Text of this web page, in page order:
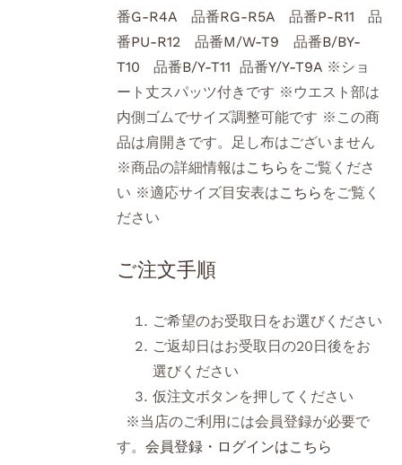
番G-R4A 品番RG-R5A 品番P-R11 品
番PU-R12 品番M/W-T9 品番B/BY-
T10 品番B/Y-T11 品番Y/Y-T9A ※ショ
ート丈スパッツ付きです ※ウエスト部は
内側ゴムでサイズ調整可能です ※この商
品は肩開きです。足し布はございません
※商品の詳細情報はこちら をご覧くださ
い ※適応サイズ目安表はこちら をご覧く
ださい
ご注文手順
ご希望のお受取日をお選びください
ご返却日はお受取日の20日後をお
選びください
仮注文ボタンを押してください
※当店のご利用には会員登録が必要で
す。会員登録・ログインはこちら